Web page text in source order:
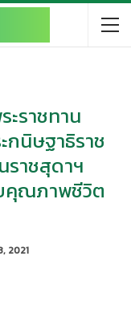
ราชทาน
นิษฐาธิราช
ราชสุดาฯ
คุณภาพชีวิต
2021